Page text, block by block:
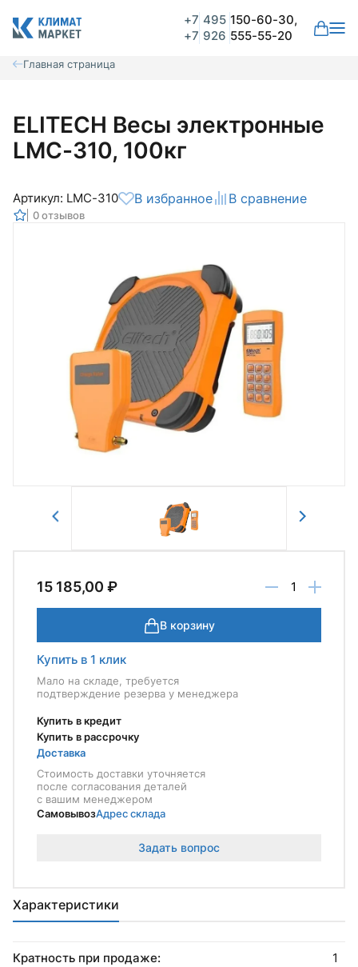
+7 495 150-60-30,
+7 926 555-55-20
Главная страница
ELITECH Весы электронные
LMC-310, 100кг
Артикул: LMC-310 В избранное В сравнение
0 отзывов
Характеристики
Кратность при продаже: 1
15 185,00 ₽
В корзину
Купить в 1 клик
Мало на складе, требуется
подтверждение резерва у менеджера
Купить в кредит
Купить в рассрочку
Доставка
Стоимость доставки уточняется
после согласования деталей
с вашим менеджером
СамовывозАдрес склада
Задать вопрос
Комментарий
покупки на нашем сайте и ваш аккаунт
был создан автоматически.
Для оформления заказа необходимо
войти в личный кабинет.
Авторизоваться